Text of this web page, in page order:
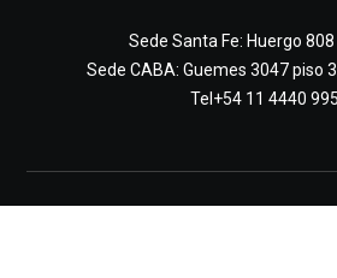
Sede Santa Fe: Huergo 808
Sede CABA: Guemes 3047 piso
Tel+54 11 4440